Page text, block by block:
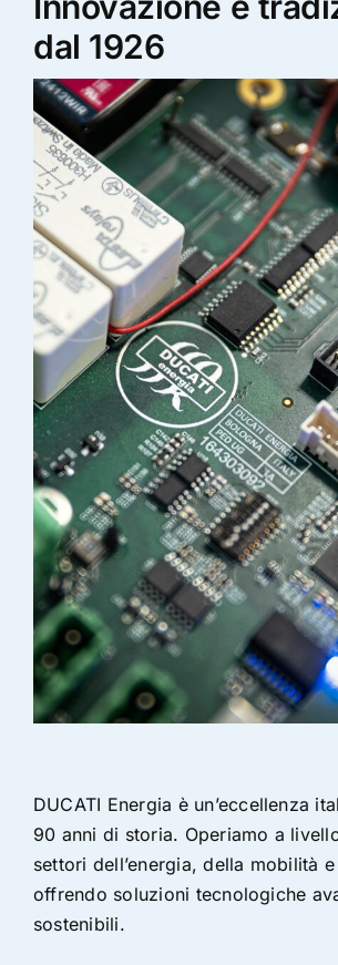
dal 1926
DUCATI Energia è un’eccellenza
90 anni di storia. Operiamo a
settori dell’energia, della mobilità
offrendo soluzioni tecnologiche
sostenibili.